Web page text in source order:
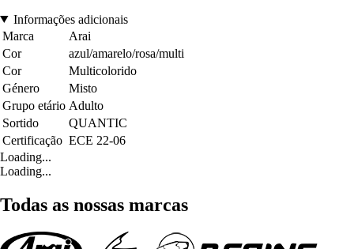
Informações adicionais
Marca
Arai
Cor
azul/amarelo/rosa/multi
Cor
Multicolorido
Género
Misto
Grupo etário Adulto
Sortido
QUANTIC
Certificação ECE 22-06
Loading...
Loading...
Todas as nossas marcas